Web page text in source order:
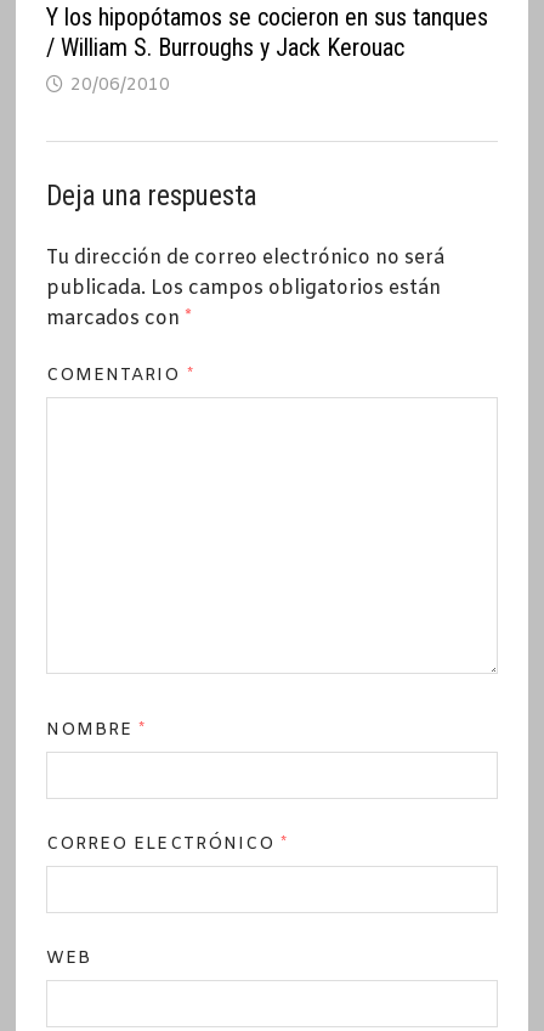
Y los hipopótamos se cocieron en sus tanques
/ William S. Burroughs y Jack Kerouac
20/06/2010
Deja una respuesta
Tu dirección de correo electrónico no será
publicada. Los campos obligatorios están
marcados con *
COMENTARIO *
NOMBRE*
CORREO ELECTRÓNICO*
WEB